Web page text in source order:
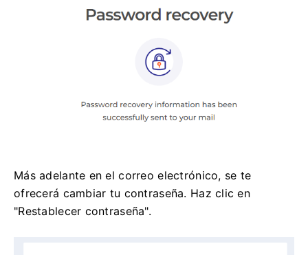
Más adelante en el correo electrónico, se te
ofrecerá cambiar tu contraseña. Haz clic en
"Restablecer contraseña".